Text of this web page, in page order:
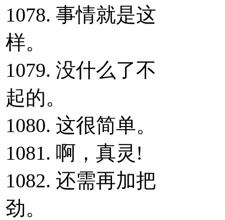
1078. 事情就是这
样。
1079. 没什么了不
起的。
1080. 这很简单。
1081. 啊，真灵!
1082. 还需再加把
劲。